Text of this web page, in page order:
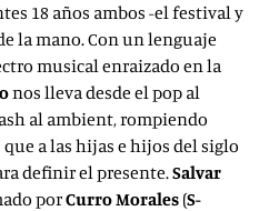
18 años ambos -el festival y
la mano. Con un lenguaje
musical enraizado en la
nos lleva desde el pop al
al ambient, rompiendo
a las hijas e hijos del siglo
definir el presente.Salvar
porCurro Morales (S-